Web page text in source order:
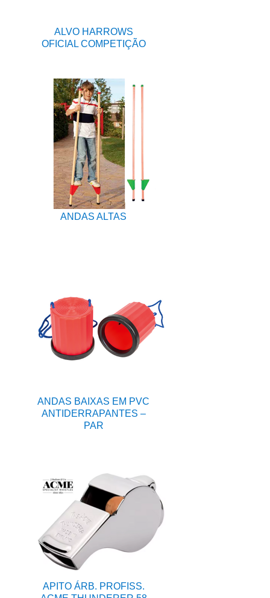
ALVO HARROWS
OFICIAL COMPETIÇÃO
ANDAS ALTAS
ANDAS BAIXAS EM PVC
ANTIDERRAPANTES –
PAR
APITO ÁRB. PROFISS.